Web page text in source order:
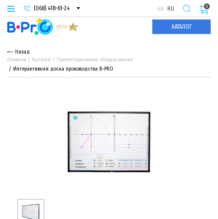
(068) 418-61-24
(093) 974-66-94
(095) 987-29-55
UA RU
КАТАЛОГ
0
Назад
Главная
Каталог
Презентационное оборудование
Интерактивная доска производства B-PRO